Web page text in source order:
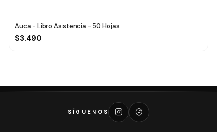
Auca - Libro Asistencia - 50 Hojas
$3.490
SÍGUENOS